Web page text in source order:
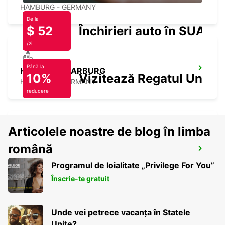
HAMBURG - GERMANY
HAMBURG HARBURG
HAMBURG - GERMANY
HAMBURG BERGEDORF NEW FROM 1 10
26
HAMBURG - GERMANY
De la
$ 52
/zi
Închirieri auto în SUA
Până la
10%
reducere
Vizitează Regatul Unit
Articolele noastre de blog în limba
română
Programul de loialitate „Privilege For You”
Înscrie-te gratuit
Unde vei petrece vacanța în Statele